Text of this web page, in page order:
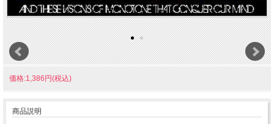
価格:1,386円(税込)
商品説明